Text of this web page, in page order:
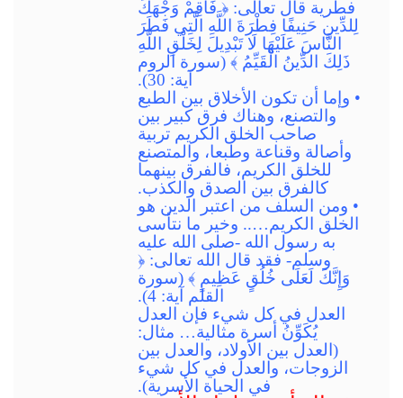
فطرية قال تعالى: ﴿ فَأَقِمْ وَجْهَكَ
لِلدِّينِ حَنِيفًا فِطْرَةَ اللَّهِ الَّتِي فَطَرَ
النَّاسَ عَلَيْهَا لَا تَبْدِيلَ لِخَلْقِ اللَّهِ
ذَلِكَ الدِّينُ الْقَيِّمُ ﴾ (سورة الروم
آية: 30).
• وإما أن تكون الأخلاق بين الطبع
والتصنع، وهناك فرق كبير بين
صاحب الخلق الكريم تربية
وأصالة وقناعة وطبعا، والمتصنع
للخلق الكريم، فالفرق بينهما
كالفرق بين الصدق والكذب.
• ومن السلف من اعتبر الدين هو
الخلق الكريم….. وخير ما نتأسى
به رسول الله -صلى الله عليه
وسلم- فقد قال الله تعالى: ﴿
وَإِنَّكَ لَعَلَى خُلُقٍ عَظِيمٍ ﴾ (سورة
القلم آية: 4).
العدل في كل شيء فإن العدل
يُكَوِّنُ أسرة مثالية… مثال:
(العدل بين الأولاد، والعدل بين
الزوجات، والعدل في كل شيء
في الحياة الأسرية).